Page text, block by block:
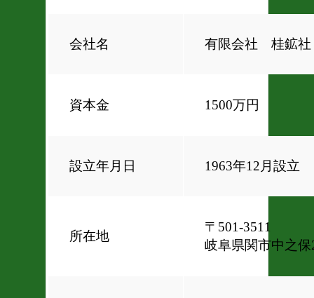
会社名 有限会社 桂鉱社
資本金 1500万円
設立年月日 1963年12月設立
所在地
〒501-3511
岐阜県関市中之保